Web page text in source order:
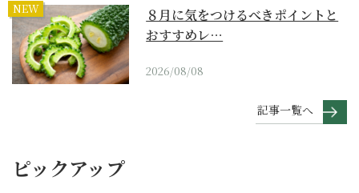
NEW
８月に気をつけるべきポイントと
おすすめレ…
2026/08/08
記事一覧へ
ピックアップ